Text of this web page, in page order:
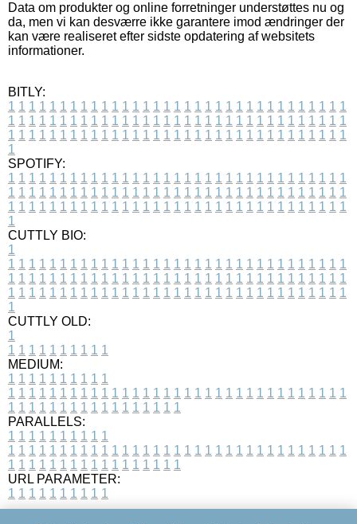
Data om produkter og online forretninger understøttes nu og
da, men vi kan desværre ikke garantere imod ændringer der
kan være realiseret efter sidste opdatering af websitets
informationer.
BITLY:
1 1 1 1 1 1 1 1 1 1 1 1 1 1 1 1 1 1 1 1 1 1 1 1 1 1 1 1 1 1 1 1 1
1 1 1 1 1 1 1 1 1 1 1 1 1 1 1 1 1 1 1 1 1 1 1 1 1 1 1 1 1 1 1 1 1
1 1 1 1 1 1 1 1 1 1 1 1 1 1 1 1 1 1 1 1 1 1 1 1 1 1 1 1 1 1 1 1 1
1
SPOTIFY:
1 1 1 1 1 1 1 1 1 1 1 1 1 1 1 1 1 1 1 1 1 1 1 1 1 1 1 1 1 1 1 1 1
1 1 1 1 1 1 1 1 1 1 1 1 1 1 1 1 1 1 1 1 1 1 1 1 1 1 1 1 1 1 1 1 1
1 1 1 1 1 1 1 1 1 1 1 1 1 1 1 1 1 1 1 1 1 1 1 1 1 1 1 1 1 1 1 1 1
1
CUTTLY BIO:
1
1 1 1 1 1 1 1 1 1 1 1 1 1 1 1 1 1 1 1 1 1 1 1 1 1 1 1 1 1 1 1 1 1
1 1 1 1 1 1 1 1 1 1 1 1 1 1 1 1 1 1 1 1 1 1 1 1 1 1 1 1 1 1 1 1 1
1 1 1 1 1 1 1 1 1 1 1 1 1 1 1 1 1 1 1 1 1 1 1 1 1 1 1 1 1 1 1 1 1
1
CUTTLY OLD:
1
1 1 1 1 1 1 1 1 1 1
MEDIUM:
1 1 1 1 1 1 1 1 1 1
1 1 1 1 1 1 1 1 1 1 1 1 1 1 1 1 1 1 1 1 1 1 1 1 1 1 1 1 1 1 1 1 1
1 1 1 1 1 1 1 1 1 1 1 1 1 1 1 1 1
PARALLELS:
1 1 1 1 1 1 1 1 1 1
1 1 1 1 1 1 1 1 1 1 1 1 1 1 1 1 1 1 1 1 1 1 1 1 1 1 1 1 1 1 1 1 1
1 1 1 1 1 1 1 1 1 1 1 1 1 1 1 1 1
URL PARAMETER:
1 1 1 1 1 1 1 1 1 1